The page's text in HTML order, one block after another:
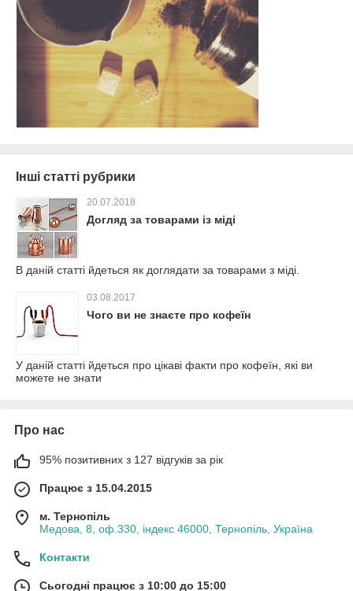
Інші статті рубрики
20.07.2018
Догляд за товарами із міді
В даній статті йдеться як доглядати за товарами з міді.
03.08.2017
Чого ви не знаєте про кофеїн
У даній статті йдеться про цікаві факти про кофеїн, які ви
можете не знати
Про нас
95% позитивних з 127 відгуків за рік
Працює з 15.04.2015
м. Тернопіль
Медова, 8, оф.330, індекс 46000, Тернопіль, Україна
Контакти
Сьогодні працює з 10:00 до 15:00